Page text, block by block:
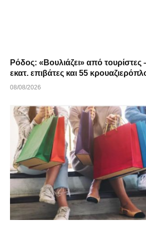
Ρόδος: «Βουλιάζει» από
εκατ. επιβάτες και 55
08/08/2026